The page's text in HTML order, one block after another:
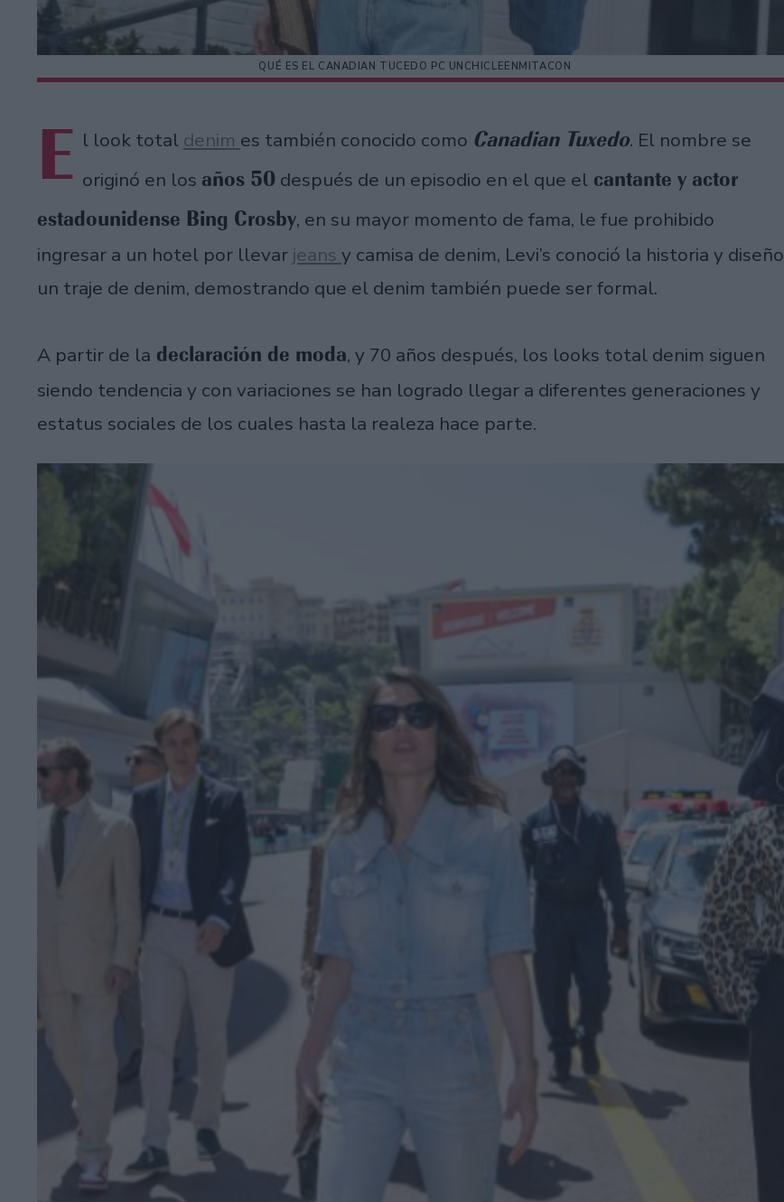
QUÉ ES EL CANADIAN TUCEDO PC UNCHICLEENMITACON
E l look total denim es también conocido como Canadian Tuxedo. El nombre se
originó en los años 50 después de un episodio en el que el cantante y actor
estadounidense Bing Crosby, en su mayor momento de fama, le fue prohibido
ingresar a un hotel por llevar jeans y camisa de denim, Levi’s conoció la historia y diseño
un traje de denim, demostrando que el denim también puede ser formal.
A partir de la declaración de moda, y 70 años después, los looks total denim siguen
siendo tendencia y con variaciones se han logrado llegar a diferentes generaciones y
estatus sociales de los cuales hasta la realeza hace parte.